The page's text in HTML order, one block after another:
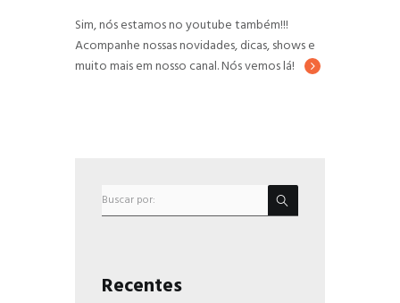
Sim, nós estamos no youtube também!!!
Acompanhe nossas novidades, dicas, shows e
muito mais em nosso canal. Nós vemos lá!
Recentes